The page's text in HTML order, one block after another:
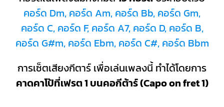
คอร์ด Dm, คอร์ด Am, คอร์ด Bb, คอร์ด Gm,
คอร์ด C, คอร์ด F, คอร์ด A7, คอร์ด D, คอร์ด B,
คอร์ด G#m, คอร์ด Ebm, คอร์ด C#, คอร์ด Bbm
การเซ็ตเสียงกีตาร์ เพื่อเล่นเพลงนี้ ทำได้โดยการ
คาดคาโป้ที่เฟรต 1 บนคอกีต้าร์ (Capo on fret 1)